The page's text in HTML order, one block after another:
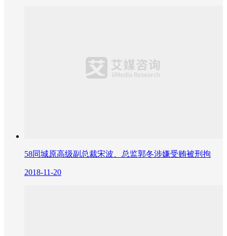
58同城原高级副总裁宋波、总监郭冬涉嫌受贿被刑拘
2018-11-20